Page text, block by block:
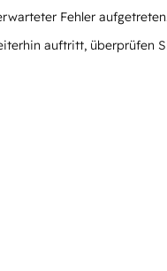
Fehler
auftritt, überprüfen